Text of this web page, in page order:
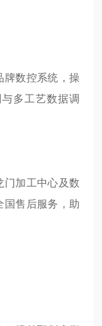
牌数控系统，操
多工艺数据调
门加工中心及数
国售后服务，助